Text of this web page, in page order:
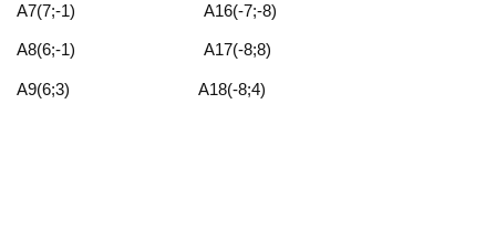
А7(7;-1) А16(-7;-8)
А8(6;-1) А17(-8;8)
А9(6;3) А18(-8;4)